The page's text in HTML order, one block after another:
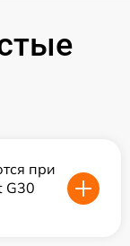
при
G30